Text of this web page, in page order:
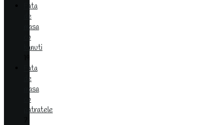
Fata
de
masa
cu
banuti
Fata
de
masa
cu
patratele